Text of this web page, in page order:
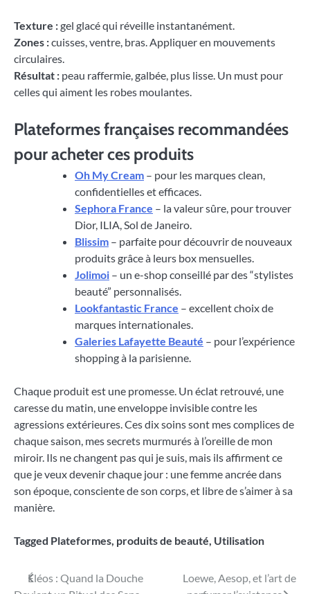
Texture :gel glacé qui réveille instantanément.
Zones :cuisses, ventre, bras. Appliquer en mouvements
circulaires.
Résultat : peau raffermie, galbée, plus lisse. Un must pour
celles qui aiment les robes moulantes.
Plateformes françaises recommandées
pour acheter ces produits
Oh My Cream – pour les marques clean,
confidentielles et efficaces.
Sephora France – la valeur sûre, pour trouver
Dior, ILIA, Sol de Janeiro.
Blissim – parfaite pour découvrir de nouveaux
produits grâce à leurs box mensuelles.
Jolimoi – un e-shop conseillé par des “stylistes
beauté” personnalisés.
Lookfantastic France – excellent choix de
marques internationales.
Galeries Lafayette Beauté – pour l’expérience
shopping à la parisienne.
Chaque produit est une promesse. Un éclat retrouvé, une
caresse du matin, une enveloppe invisible contre les
agressions extérieures. Ces dix soins sont mes complices de
chaque saison, mes secrets murmurés à l’oreille de mon
miroir. Ils ne changent pas qui je suis, mais ils affirment ce
que je veux devenir chaque jour : une femme ancrée dans
son époque, consciente de son corps, et libre de s’aimer à sa
manière.
Tagged Plateformes, produits de beauté, Utilisation
Navigation
Éléos : Quand la Douche
Loewe, Aesop, et l’art de